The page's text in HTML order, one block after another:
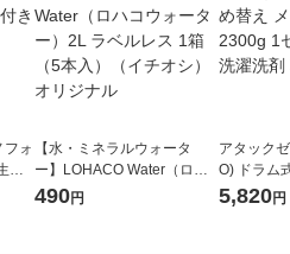
ォ
【水・ミネラルウォータ
ー】LOHACO Water（ロハ
コウォーター）2L ラベルレ
490円
アタック
O) ドラム
ガジャン
（2個入)
5,820円